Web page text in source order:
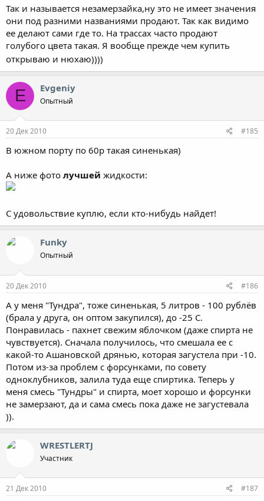
Так и называется незамерзайка,ну это не имеет значения
они под разними названиями продают. Так как видимо
ее делают сами где то. На трассах часто продают
голубого цвета такая. Я вообще прежде чем купить
открываю и нюхаю))))
E Evgeniy
Опытный
20 Дек 2010 #185
В южном порту по 60р такая синенькая)
А ниже фото лучшей жидкости:
С удовольствие куплю, если кто-нибудь найдет!
Funky
Опытный
20 Дек 2010 #186
А у меня "Тундра", тоже синенькая, 5 литров - 100 рублёв
(брала у друга, он оптом закупился), до -25 С.
Понравилась - пахнет свежим яблочком (даже спирта не
чувствуется). Сначала получилось, что смешала ее с
какой-то Ашановской дрянью, которая загустела при -10.
Потом из-за проблем с форсунками, по совету
одноклубников, залила туда еще спиртика. Теперь у
меня смесь "Тундры" и спирта, моет хорошо и форсунки
не замерзают, да и сама смесь пока даже не загустевала
)).
WRESTLERTJ
Участник
21 Дек 2010 #187